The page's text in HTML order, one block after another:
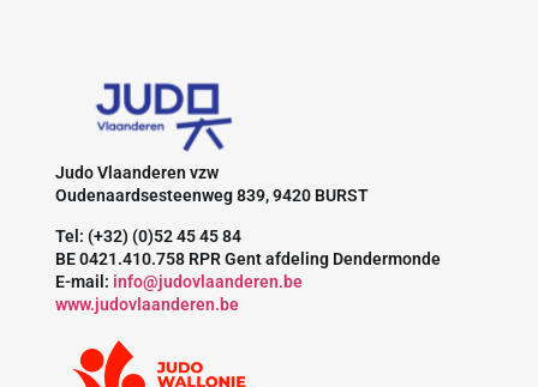
Judo Vlaanderen vzw
Oudenaardsesteenweg 839, 9420 BURST
Tel: (+32) (0)52 45 45 84
BE 0421.410.758 RPR Gent afdeling Dendermonde
E-mail: info@judovlaanderen.be
www.judovlaanderen.be